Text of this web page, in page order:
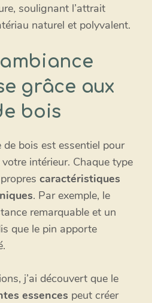
soulignant l’attrait
naturel et polyvalent.
grâce aux
bois
de bois est essentiel pour
intérieur. Chaque type
caractéristiques
. Par exemple, le
remarquable et un
que le pin apporte
j’ai découvert que le
essences peut créer